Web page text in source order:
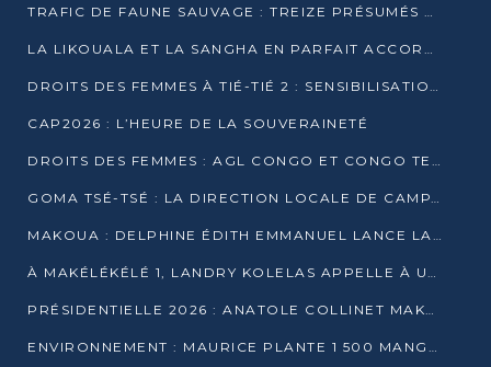
TRAFIC DE FAUNE SAUVAGE : TREIZE PRÉSUMÉS TRAFIQUANTS INTERPELLÉS AU CONGO EN 2025
LA LIKOUALA ET LA SANGHA EN PARFAIT ACCORD AVEC LE PROJET DE SOCIÉTÉ DU CANDIDAT DENIS SASSOU-N’GUESSO
DROITS DES FEMMES À TIÉ-TIÉ 2 : SENSIBILISATION ET PÉDAGOGIE SUR LE DROIT DE VOTE
CAP2026 : L’HEURE DE LA SOUVERAINETÉ
DROITS DES FEMMES : AGL CONGO ET CONGO TERMINAL METTENT EN AVANT LE LEADERSHIP FÉMININ
GOMA TSÉ-TSÉ : LA DIRECTION LOCALE DE CAMPAGNE INTENSIFIE LA SENSIBILISATION DANS LES VILLAGES
MAKOUA : DELPHINE ÉDITH EMMANUEL LANCE LA CAMPAGNE POUR DENIS SASSOU-N’GUESSO
À MAKÉLÉKÉLÉ 1, LANDRY KOLELAS APPELLE À UNE MOBILISATION MASSIVE EN FAVEUR DE DENIS SASSOU-N’GUESSO
PRÉSIDENTIELLE 2026 : ANATOLE COLLINET MAKOSSO DÉFEND LE PROJET DE SOCIÉTÉ DE DENIS SASSOU NGUESSO
ENVIRONNEMENT : MAURICE PLANTE 1 500 MANGROVES POUR HONORER WANGARI MAATHAI